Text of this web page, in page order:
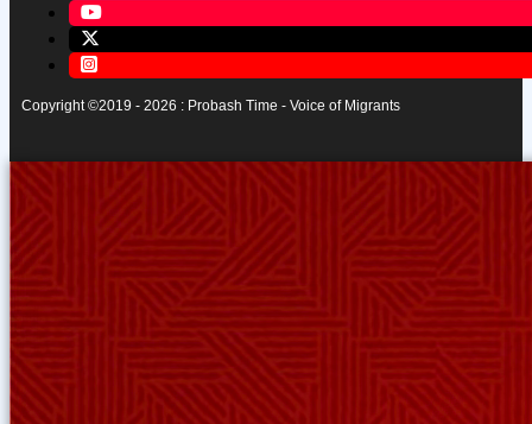
Copyright ©2019 - 2026 : Probash Time - Voice of Migrants